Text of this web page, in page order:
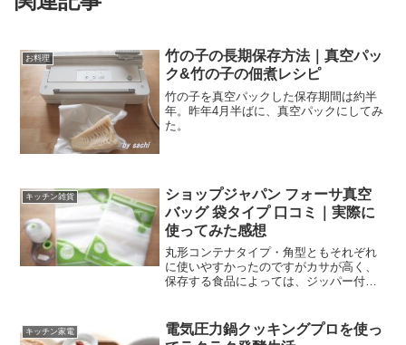
お料理
竹の子の長期保存方法｜真空パッ
ク&竹の子の佃煮レシピ
竹の子を真空パックした保存期間は約半
年。昨年4月半ばに、真空パックにしてみ
た。
キッチン雑貨
ショップジャパン フォーサ真空
バッグ 袋タイプ 口コミ｜実際に
使ってみた感想
丸形コンテナタイプ・角型ともそれぞれ
に使いやすかったのですがカサが高く、
保存する食品によっては、ジッパー付き
タイプです。液体調味料を使うと本体が
壊れる恐れがあるので、企業様の真空レ
キッチン家電
電気圧力鍋クッキングプロを使っ